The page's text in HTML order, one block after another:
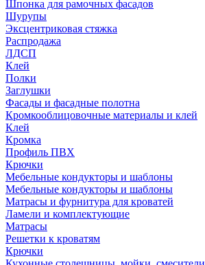
Шпонка для рамочных фасадов
Шурупы
Эксцентриковая стяжка
Распродажа
ЛДСП
Клей
Полки
Заглушки
Фасады и фасадные полотна
Кромкооблицовочные материалы и клей
Клей
Кромка
Профиль ПВХ
Крючки
Мебельные кондукторы и шаблоны
Мебельные кондукторы и шаблоны
Матрасы и фурнитура для кроватей
Ламели и комплектующие
Матрасы
Решетки к кроватям
Крючки